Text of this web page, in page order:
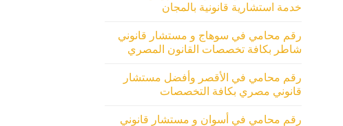
خدمة استشارية قانونية بالمجان
رقم محامي في سوهاج و مستشار قانوني
شاطر بكافة تخصصات القانون المصري
رقم محامي في الأقصر وأفضل مستشار
قانوني مصري بكافة التخصصات
رقم محامي في أسوان و مستشار قانوني